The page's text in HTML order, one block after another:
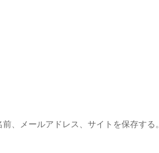
、メールアドレス、サイトを保存する。